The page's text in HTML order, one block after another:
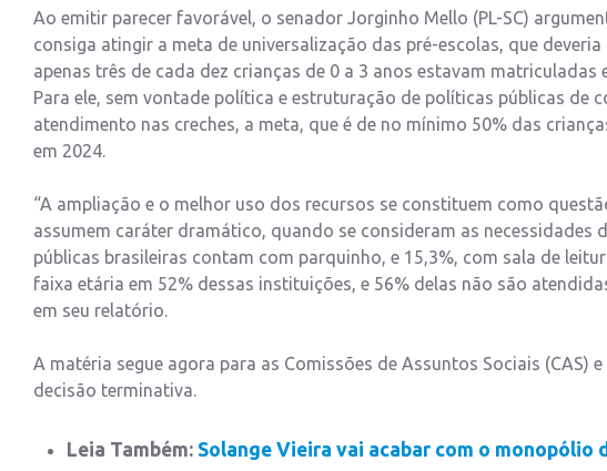
Ao emitir parecer favorável, o senador Jorginho Mello (PL-SC)
consiga atingir a meta de universalização das pré-escolas, que
apenas três de cada dez crianças de 0 a 3 anos estavam
Para ele, sem vontade política e estruturação de políticas públicas de
atendimento nas creches, a meta, que é de no mínimo 50% das
em 2024.
“A ampliação e o melhor uso dos recursos se constituem como
assumem caráter dramático, quando se consideram as necessidades
públicas brasileiras contam com parquinho, e 15,3%, com sala de
faixa etária em 52% dessas instituições, e 56% delas não são
em seu relatório.
A matéria segue agora para as Comissões de Assuntos Sociais (CAS)
decisão terminativa.
Leia Também: Solange Vieira vai acabar com o monopólio